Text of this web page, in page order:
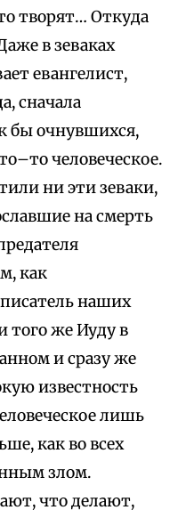
творят… Откуда
в зеваках
евангелист,
сначала
бы очнувшихся,
человеческое.
ни эти зеваки,
на смерть
как
наших
того же Иуду в
и сразу же
известность
лишь
как во всех
злом.
что делают,